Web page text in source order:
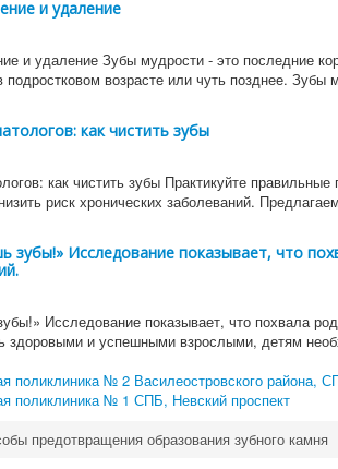
и удаление
и удаление Зубы мудрости - это последние
возрасте или чуть позднее. Зубы
как чистить зубы
как чистить зубы Практикуйте правильные
риск хронических заболеваний.
зубы!» Исследование показывает, что
Исследование показывает, что похвала
здоровыми и успешными взрослыми, детям
поликлиника № 2 Василеостровского района,
поликлиника № 1 СПБ, Невский проспект
предотвращения образования зубного камня